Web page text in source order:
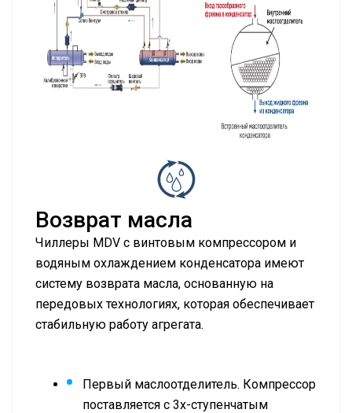
Возврат масла
Чиллеры MDV с винтовым компрессором и
водяным охлаждением конденсатора имеют
систему возврата масла, основанную на
передовых технологиях, которая обеспечивает
стабильную работу агрегата.
Первый маслоотделитель. Компрессор
поставляется с 3х-ступенчатым